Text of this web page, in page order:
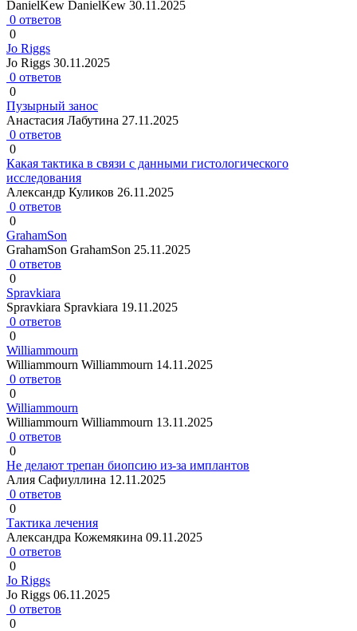
DanielKew DanielKew 30.11.2025
0 ответов
0
Jo Riggs
Jo Riggs 30.11.2025
0 ответов
0
Пузырный занос
Анастасия Лабутина 27.11.2025
0 ответов
0
Какая тактика в связи с данными гистологического
исследования
Александр Куликов 26.11.2025
0 ответов
0
GrahamSon
GrahamSon GrahamSon 25.11.2025
0 ответов
0
Spravkiara
Spravkiara Spravkiara 19.11.2025
0 ответов
0
Williammourn
Williammourn Williammourn 14.11.2025
0 ответов
0
Williammourn
Williammourn Williammourn 13.11.2025
0 ответов
0
Не делают трепан биопсию из-за имплантов
Алия Сафиуллина 12.11.2025
0 ответов
0
Тактика лечения
Александра Кожемякина 09.11.2025
0 ответов
0
Jo Riggs
Jo Riggs 06.11.2025
0 ответов
0